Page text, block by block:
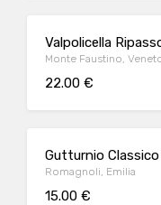
Valpolicella
Monte Faustino,
22.00 €
Gutturnio
Romagnoli, Emilia
15.00 €